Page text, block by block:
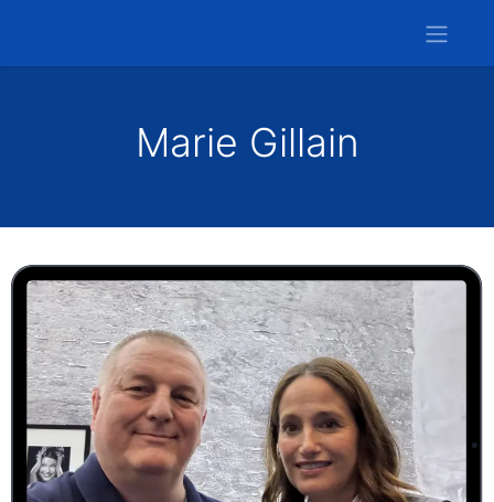
Marie Gillain